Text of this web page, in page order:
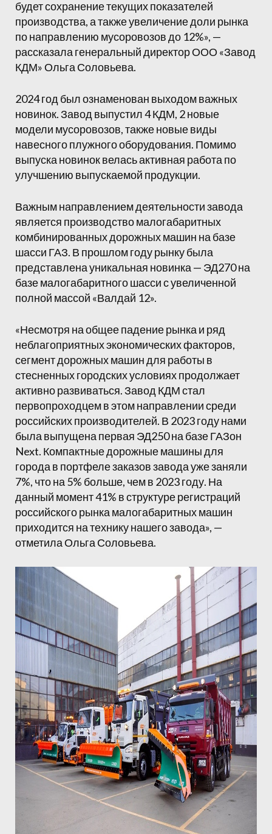
будет сохранение текущих показателей
производства, а также увеличение доли рынка
по направлению мусоровозов до 12%», —
рассказала генеральный директор ООО «Завод
КДМ» Ольга Соловьева.
2024 год был ознаменован выходом важных
новинок. Завод выпустил 4 КДМ, 2 новые
модели мусоровозов, также новые виды
навесного плужного оборудования. Помимо
выпуска новинок велась активная работа по
улучшению выпускаемой продукции.
Важным направлением деятельности завода
является производство малогабаритных
комбинированных дорожных машин на базе
шасси ГАЗ. В прошлом году рынку была
представлена уникальная новинка — ЭД270 на
базе малогабаритного шасси с увеличенной
полной массой «Валдай 12».
«Несмотря на общее падение рынка и ряд
неблагоприятных экономических факторов,
сегмент дорожных машин для работы в
стесненных городских условиях продолжает
активно развиваться. Завод КДМ стал
первопроходцем в этом направлении среди
российских производителей. В 2023 году нами
была выпущена первая ЭД250 на базе ГАЗон
Next. Компактные дорожные машины для
города в портфеле заказов завода уже заняли
7%, что на 5% больше, чем в 2023 году. На
данный момент 41% в структуре регистраций
российского рынка малогабаритных машин
приходится на технику нашего завода», —
отметила Ольга Соловьева.